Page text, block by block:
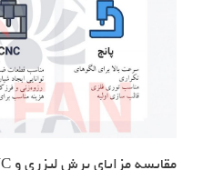
مقایسه مزایای برش لیزری و CNC و پانچ در یک نگاه